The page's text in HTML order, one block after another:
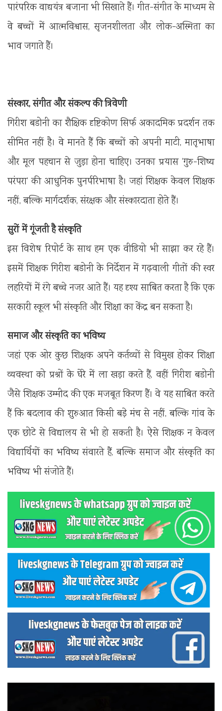
पारंपरिक वाद्ययंत्र बजाना भी सिखाते हैं। गीत-संगीत के माध्यम से
वे बच्चों में आत्मविश्वास, सृजनशीलता और लोक-अस्मिता का
भाव जगाते हैं।
संस्कार, संगीत और संकल्प की त्रिवेणी
गिरीश बडोनी का शैक्षिक दृष्टिकोण सिर्फ अकादमिक प्रदर्शन तक
सीमित नहीं है। वे मानते हैं कि बच्चों को अपनी माटी, मातृभाषा
और मूल पहचान से जुड़ा होना चाहिए। उनका प्रयास ‘गुरु-शिष्य
परंपरा’ की आधुनिक पुनर्परिभाषा है। जहां शिक्षक केवल शिक्षक
नहीं, बल्कि मार्गदर्शक, संरक्षक और संस्कारदाता होते हैं।
सुरों में गूंजती है संस्कृति
इस विशेष रिपोर्ट के साथ हम एक वीडियो भी साझा कर रहे हैं।
इसमें शिक्षक गिरीश बडोनी के निर्देशन में गढ़वाली गीतों की स्वर
लहरियों में रंगे बच्चे नजर आते हैं। यह दृश्य साबित करता है कि एक
सरकारी स्कूल भी संस्कृति और शिक्षा का केंद्र बन सकता है।
समाज और संस्कृति का भविष्य
जहां एक ओर कुछ शिक्षक अपने कर्तव्यों से विमुख होकर शिक्षा
व्यवस्था को प्रश्नों के घेरे में ला खड़ा करते हैं, वहीं गिरीश बडोनी
जैसे शिक्षक उम्मीद की एक मजबूत किरण हैं। वे यह साबित करते
हैं कि बदलाव की शुरुआत किसी बड़े मंच से नहीं, बल्कि गांव के
एक छोटे से विद्यालय से भी हो सकती है। ऐसे शिक्षक न केवल
विद्यार्थियों का भविष्य संवारते हैं, बल्कि समाज और संस्कृति का
भविष्य भी संजोते हैं।